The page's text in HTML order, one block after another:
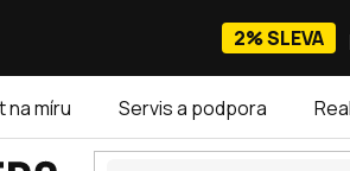
2% SLEVA
na míru Servis a podpora